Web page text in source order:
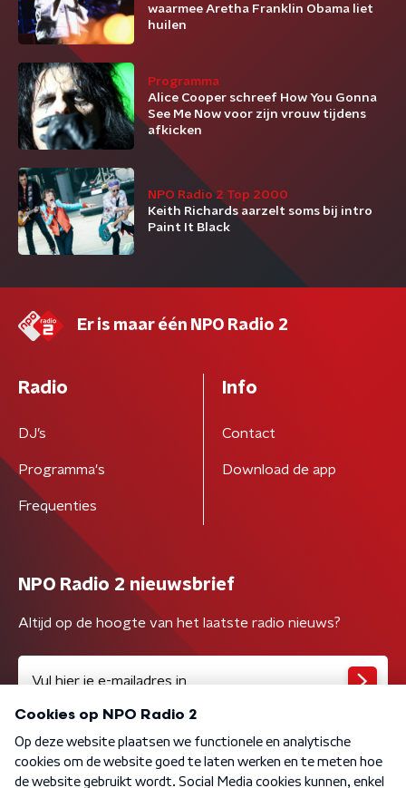
waarmee Aretha Franklin Obama liet
huilen
Programma
Alice Cooper schreef How You Gonna
See Me Now voor zijn vrouw tijdens
afkicken
NPO Radio 2 Top 2000
Keith Richards aarzelt soms bij intro
Paint It Black
Er is maar één NPO Radio 2
Radio
DJ’s
Programma's
Frequenties
Info
Contact
Download de app
NPO Radio 2 nieuwsbrief
Altijd op de hoogte van het laatste radio nieuws?